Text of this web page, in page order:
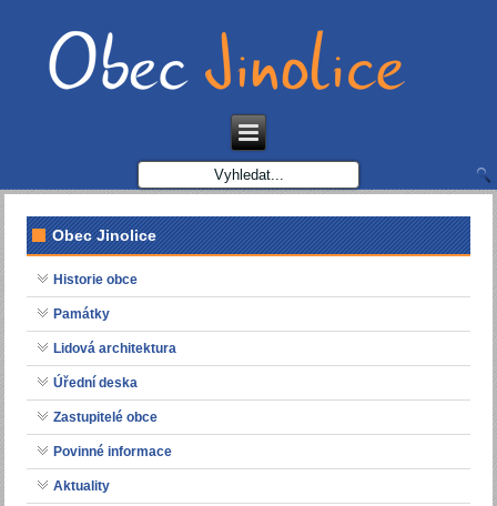
Obec Jinolice
Historie obce
Památky
Lidová architektura
Úřední deska
Zastupitelé obce
Povinné informace
Aktuality